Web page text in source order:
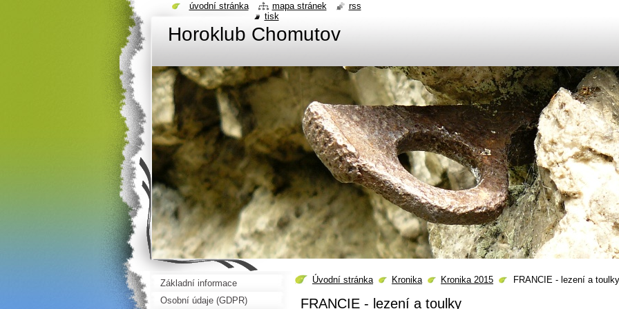
Horoklub Chomutov
Úvodní stránka Kronika Kronika 2015 FRANCIE - lezení a toulky
FRANCIE - lezení a toulky
Základní informace
Osobní údaje (GDPR)
úvodní stránka mapa stránek
rss
tisk